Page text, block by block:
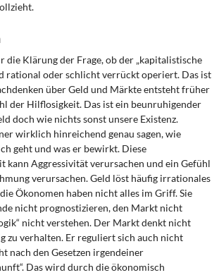
die Klärung der Frage, ob der „kapitalistische
rational oder schlicht verrückt operiert. Das ist
über Geld und Märkte entsteht früher
der Hilflosigkeit. Das ist ein beunruhigender
doch wie nichts sonst unsere Existenz.
wirklich hinreichend genau sagen, wie
geht und was er bewirkt. Diese
kann Aggressivität verursachen und ein Gefühl
verursachen. Geld löst häufig irrationales
Ökonomen haben nicht alles im Griff. Sie
nicht prognostizieren, den Markt nicht
nicht verstehen. Der Markt denkt nicht
zu verhalten. Er reguliert sich auch nicht
nach den Gesetzen irgendeiner
Das wird durch die ökonomisch